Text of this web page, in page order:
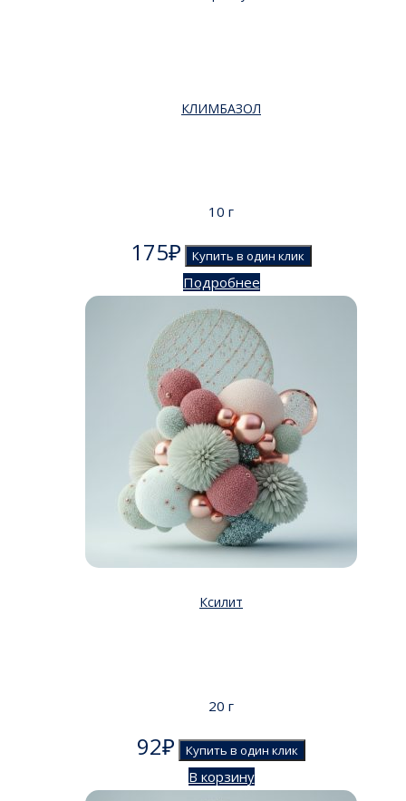
КЛИМБАЗОЛ
10 г
175₽ Купить в один клик
Подробнее
Ксилит
20 г
92₽ Купить в один клик
В корзину